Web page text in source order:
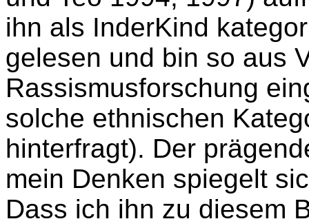
ihn als InderKind
gelesen und bin so aus
Rassismusforschung
solche ethnischen
hinterfragt). Der
mein Denken spiegelt
Dass ich ihn zu diesem